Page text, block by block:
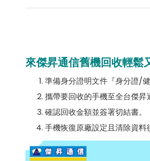
來傑昇通信舊機回收輕鬆
準備身分證明文件『身分證/
攜帶要回收的手機至全台傑昇
確認回收金額並簽署切結書。
手機恢復原廠設定且清除資料